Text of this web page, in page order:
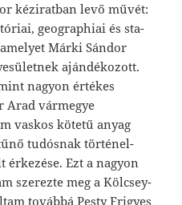
kézirat­ban levő művét:
geographiai és sta­
Márki Sándor
ajándékozott.
nagyon értékes
Arad vármegye
vaskos kötetű anyag
tudósnak történel­
Ezt a nagyon
szerezte meg a Kölcsey-
továbbá Pesty Frigyes